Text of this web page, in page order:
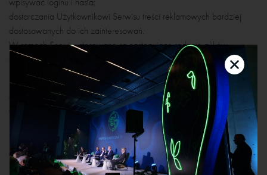
dostarczania Użytkownikowi Serwisu treści reklamowych bardziej
dostosowanych do ich zainteresowań.
W ramach Serwisu stosowane są następujące rodzaje plików
cookies:
"niezbędne" pliki cookies, umożliwiające korzystanie z usług
dostępnych w ramach Serwisu, np. uwierzytelniające pliki cookies
wykorzystywane do usług wymagających uwierzytelniania w ramach
pliki cookies służące do zapewnienia bezpieczeństwa, np.
wykorzystywane do wykrywania nadużyć w zakresie
uwierzytelniania w ramach Serwisu;